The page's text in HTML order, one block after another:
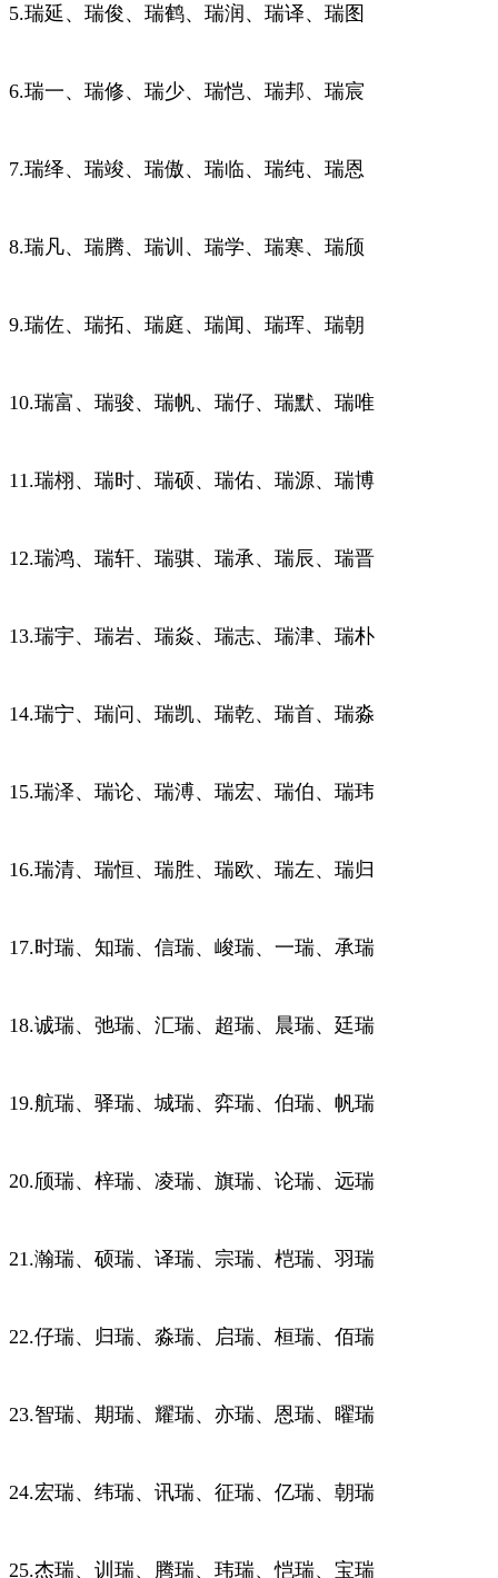
5.瑞延、瑞俊、瑞鹤、瑞润、瑞译、瑞图
6.瑞一、瑞修、瑞少、瑞恺、瑞邦、瑞宸
7.瑞绎、瑞竣、瑞傲、瑞临、瑞纯、瑞恩
8.瑞凡、瑞腾、瑞训、瑞学、瑞寒、瑞颀
9.瑞佐、瑞拓、瑞庭、瑞闻、瑞珲、瑞朝
10.瑞富、瑞骏、瑞帆、瑞仔、瑞默、瑞唯
11.瑞栩、瑞时、瑞硕、瑞佑、瑞源、瑞博
12.瑞鸿、瑞轩、瑞骐、瑞承、瑞辰、瑞晋
13.瑞宇、瑞岩、瑞焱、瑞志、瑞津、瑞朴
14.瑞宁、瑞问、瑞凯、瑞乾、瑞首、瑞淼
15.瑞泽、瑞论、瑞溥、瑞宏、瑞伯、瑞玮
16.瑞清、瑞恒、瑞胜、瑞欧、瑞左、瑞归
17.时瑞、知瑞、信瑞、峻瑞、一瑞、承瑞
18.诚瑞、弛瑞、汇瑞、超瑞、晨瑞、廷瑞
19.航瑞、驿瑞、城瑞、弈瑞、伯瑞、帆瑞
20.颀瑞、梓瑞、凌瑞、旗瑞、论瑞、远瑞
21.瀚瑞、硕瑞、译瑞、宗瑞、桤瑞、羽瑞
22.仔瑞、归瑞、淼瑞、启瑞、桓瑞、佰瑞
23.智瑞、期瑞、耀瑞、亦瑞、恩瑞、曜瑞
24.宏瑞、纬瑞、讯瑞、征瑞、亿瑞、朝瑞
25.杰瑞、训瑞、腾瑞、玮瑞、恺瑞、宝瑞